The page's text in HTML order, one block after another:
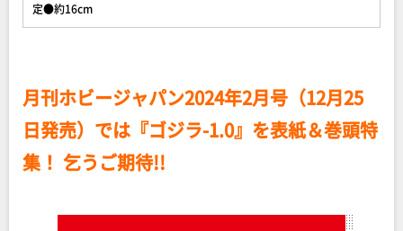
定●約16cm
月刊ホビージャパン2024年2月号（12月25
日発売）では『ゴジラ-1.0』を表紙＆巻頭特
集！ 乞うご期待!!